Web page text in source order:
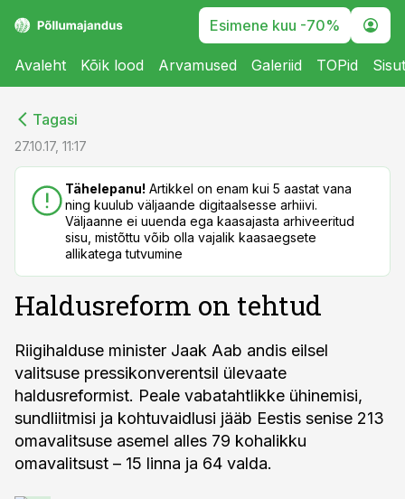
Esimene kuu -70%
Avaleht Kõik lood Arvamused Galeriid TOPid
Tagasi
27.10.17, 11:17
Tähelepanu! Artikkel on enam kui 5 aastat vana
ning kuulub väljaande digitaalsesse arhiivi.
Väljaanne ei uuenda ega kaasajasta arhiveeritud
sisu, mistõttu võib olla vajalik kaasaegsete
allikatega tutvumine
Haldusreform on tehtud
Riigihalduse minister Jaak Aab andis eilsel
valitsuse pressikonverentsil ülevaate
haldusreformist. Peale vabatahtlikke ühinemisi,
sundliitmisi ja kohtuvaidlusi jääb Eestis senise 213
omavalitsuse asemel alles 79 kohalikku
omavalitsust – 15 linna ja 64 valda.